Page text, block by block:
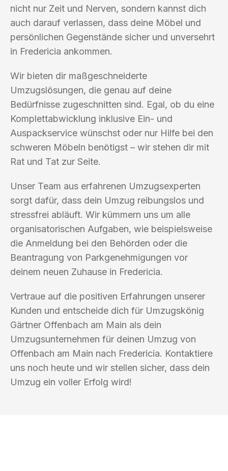
nicht nur Zeit und Nerven, sondern kannst dich
auch darauf verlassen, dass deine Möbel und
persönlichen Gegenstände sicher und unversehrt
in Fredericia ankommen.
Wir bieten dir maßgeschneiderte
Umzugslösungen, die genau auf deine
Bedürfnisse zugeschnitten sind. Egal, ob du eine
Komplettabwicklung inklusive Ein- und
Auspackservice wünschst oder nur Hilfe bei den
schweren Möbeln benötigst – wir stehen dir mit
Rat und Tat zur Seite.
Unser Team aus erfahrenen Umzugsexperten
sorgt dafür, dass dein Umzug reibungslos und
stressfrei abläuft. Wir kümmern uns um alle
organisatorischen Aufgaben, wie beispielsweise
die Anmeldung bei den Behörden oder die
Beantragung von Parkgenehmigungen vor
deinem neuen Zuhause in Fredericia.
Vertraue auf die positiven Erfahrungen unserer
Kunden und entscheide dich für Umzugskönig
Gärtner Offenbach am Main als dein
Umzugsunternehmen für deinen Umzug von
Offenbach am Main nach Fredericia. Kontaktiere
uns noch heute und wir stellen sicher, dass dein
Umzug ein voller Erfolg wird!